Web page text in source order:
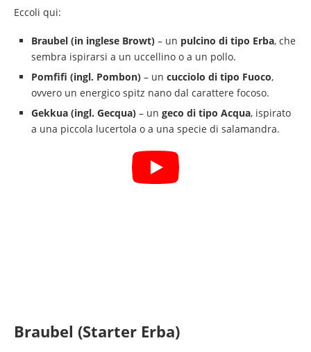
Eccoli qui:
Braubel (in inglese Browt) – un pulcino di tipo Erba, che
sembra ispirarsi a un uccellino o a un pollo.
Pomfifi (ingl. Pombon) – un cucciolo di tipo Fuoco,
ovvero un energico spitz nano dal carattere focoso.
Gekkua (ingl. Gecqua) – un geco di tipo Acqua, ispirato
a una piccola lucertola o a una specie di salamandra.
Braubel (Starter Erba)